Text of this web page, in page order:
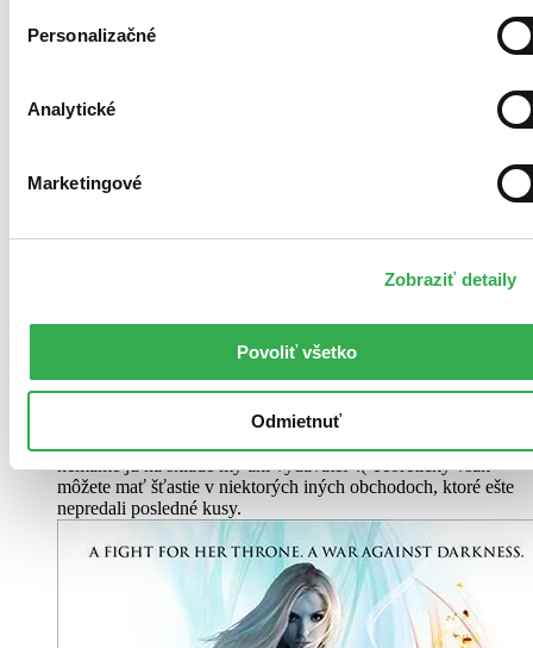
Personalizačné
Analytické
Marketingové
Zobraziť detaily
Povoliť všetko
Odmietnuť
Brožovaná väzba
Ach, mrzí nás to, z tejto knihy sa už predali všetky výtlačky a
nemáme ju na sklade my ani vydavateľ :( Teoreticky však
môžete mať šťastie v niektorých iných obchodoch, ktoré ešte
nepredali posledné kusy.